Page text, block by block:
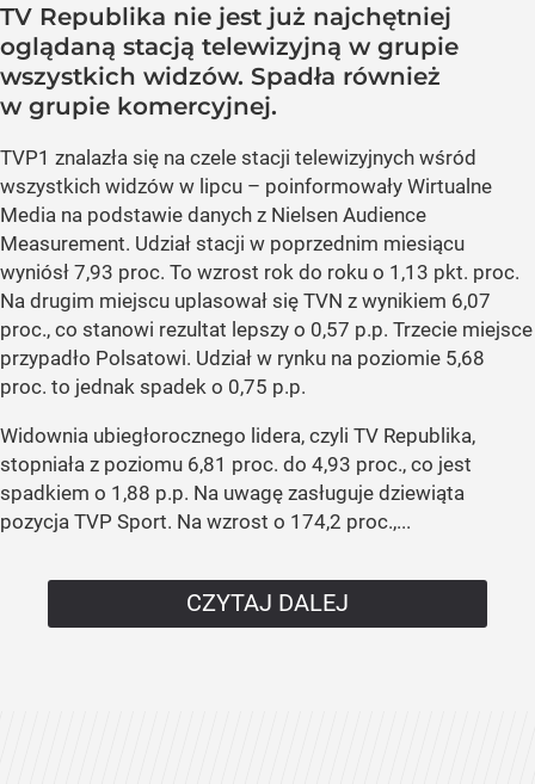
TV Republika nie jest już najchętniej
oglądaną stacją telewizyjną w grupie
wszystkich widzów. Spadła również
w grupie komercyjnej.
TVP1 znalazła się na czele stacji telewizyjnych wśród
wszystkich widzów w lipcu – poinformowały Wirtualne
Media na podstawie danych z Nielsen Audience
Measurement. Udział stacji w poprzednim miesiącu
wyniósł 7,93 proc. To wzrost rok do roku o 1,13 pkt. proc.
Na drugim miejscu uplasował się TVN z wynikiem 6,07
proc., co stanowi rezultat lepszy o 0,57 p.p. Trzecie miejsce
przypadło Polsatowi. Udział w rynku na poziomie 5,68
proc. to jednak spadek o 0,75 p.p.
Widownia ubiegłorocznego lidera, czyli TV Republika,
stopniała z poziomu 6,81 proc. do 4,93 proc., co jest
spadkiem o 1,88 p.p. Na uwagę zasługuje dziewiąta
pozycja TVP Sport. Na wzrost o 174,2 proc.,...
CZYTAJ DALEJ